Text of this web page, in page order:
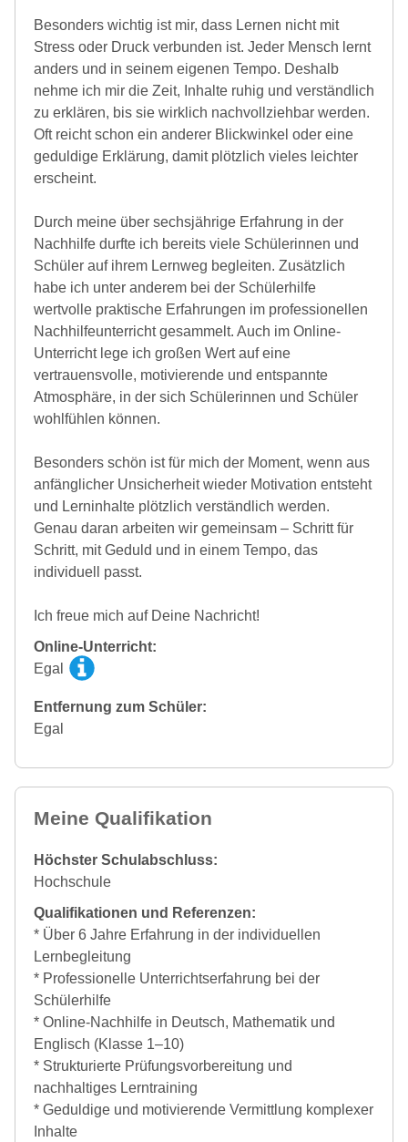
Besonders wichtig ist mir, dass Lernen nicht mit
Stress oder Druck verbunden ist. Jeder Mensch lernt
anders und in seinem eigenen Tempo. Deshalb
nehme ich mir die Zeit, Inhalte ruhig und verständlich
zu erklären, bis sie wirklich nachvollziehbar werden.
Oft reicht schon ein anderer Blickwinkel oder eine
geduldige Erklärung, damit plötzlich vieles leichter
erscheint.
Durch meine über sechsjährige Erfahrung in der
Nachhilfe durfte ich bereits viele Schülerinnen und
Schüler auf ihrem Lernweg begleiten. Zusätzlich
habe ich unter anderem bei der Schülerhilfe
wertvolle praktische Erfahrungen im professionellen
Nachhilfeunterricht gesammelt. Auch im Online-
Unterricht lege ich großen Wert auf eine
vertrauensvolle, motivierende und entspannte
Atmosphäre, in der sich Schülerinnen und Schüler
wohlfühlen können.
Besonders schön ist für mich der Moment, wenn aus
anfänglicher Unsicherheit wieder Motivation entsteht
und Lerninhalte plötzlich verständlich werden.
Genau daran arbeiten wir gemeinsam – Schritt für
Schritt, mit Geduld und in einem Tempo, das
individuell passt.
Ich freue mich auf Deine Nachricht!
Online-Unterricht:
Egal
Entfernung zum Schüler:
Egal
Meine Qualifikation
Höchster Schulabschluss:
Hochschule
Qualifikationen und Referenzen:
* Über 6 Jahre Erfahrung in der individuellen
Lernbegleitung
* Professionelle Unterrichtserfahrung bei der
Schülerhilfe
* Online-Nachhilfe in Deutsch, Mathematik und
Englisch (Klasse 1–10)
* Strukturierte Prüfungsvorbereitung und
nachhaltiges Lerntraining
* Geduldige und motivierende Vermittlung komplexer
Inhalte